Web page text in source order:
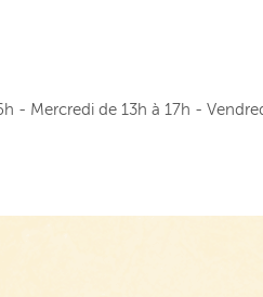
- Mercredi de 13h à 17h -